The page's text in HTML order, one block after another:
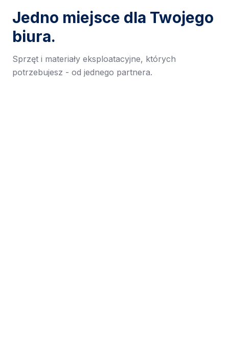
Jedno miejsce dla Twojego
biura.
Sprzęt i materiały eksploatacyjne, których
potrzebujesz - od jednego partnera.